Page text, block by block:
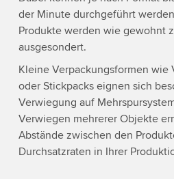
der Minute durchgeführt
Produkte werden wie gewohnt
ausgesondert.
Kleine Verpackungsformen wie
oder Stickpacks eignen sich
Verwiegung auf
Verwiegen mehrerer Objekte
Abstände zwischen den
Durchsatzraten in Ihrer